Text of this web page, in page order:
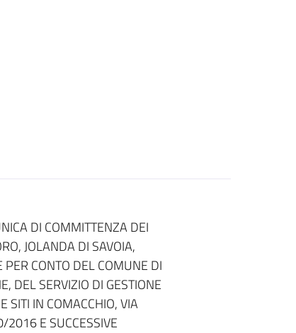
DI COMMITTENZA DEI
JOLANDA DI SAVOIA,
CONTO DEL COMUNE DI
DEL SERVIZIO DI GESTIONE
SITI IN COMACCHIO, VIA
2016 E SUCCESSIVE